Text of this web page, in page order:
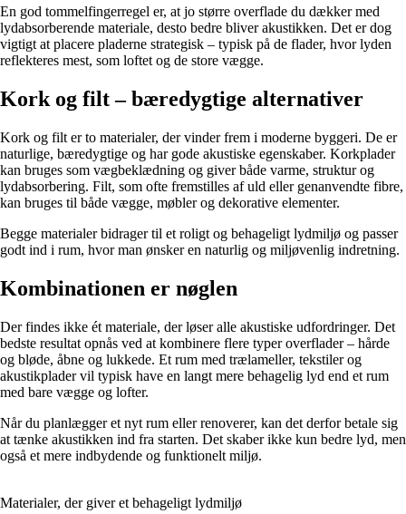
En god tommelfingerregel er, at jo større overflade du dækker med
lydabsorberende materiale, desto bedre bliver akustikken. Det er dog
vigtigt at placere pladerne strategisk – typisk på de flader, hvor lyden
reflekteres mest, som loftet og de store vægge.
Kork og filt – bæredygtige alternativer
Kork og filt er to materialer, der vinder frem i moderne byggeri. De er
naturlige, bæredygtige og har gode akustiske egenskaber. Korkplader
kan bruges som vægbeklædning og giver både varme, struktur og
lydabsorbering. Filt, som ofte fremstilles af uld eller genanvendte fibre,
kan bruges til både vægge, møbler og dekorative elementer.
Begge materialer bidrager til et roligt og behageligt lydmiljø og passer
godt ind i rum, hvor man ønsker en naturlig og miljøvenlig indretning.
Kombinationen er nøglen
Der findes ikke ét materiale, der løser alle akustiske udfordringer. Det
bedste resultat opnås ved at kombinere flere typer overflader – hårde
og bløde, åbne og lukkede. Et rum med trælameller, tekstiler og
akustikplader vil typisk have en langt mere behagelig lyd end et rum
med bare vægge og lofter.
Når du planlægger et nyt rum eller renoverer, kan det derfor betale sig
at tænke akustikken ind fra starten. Det skaber ikke kun bedre lyd, men
også et mere indbydende og funktionelt miljø.
Materialer, der giver et behageligt lydmiljø